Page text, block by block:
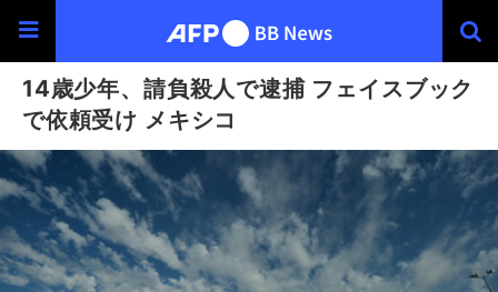
14歳少年、請負殺人で逮捕 フェイスブック
で依頼受け メキシコ